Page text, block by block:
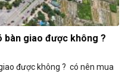
bàn giao được không ?
được không ? có nên mua